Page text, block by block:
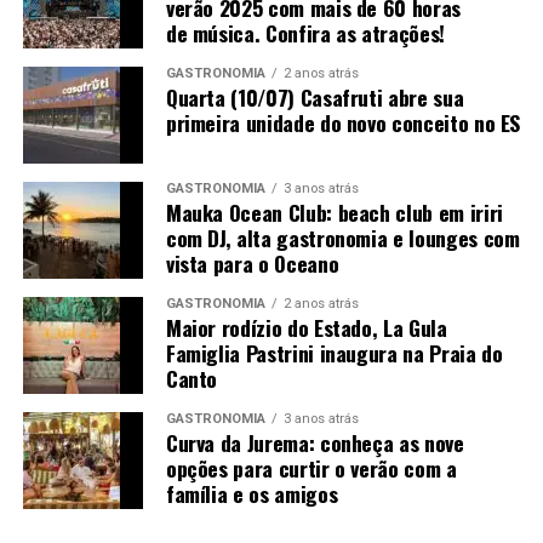
Sala 1
12:00
Meu Pé de
A10
Sala 2 14:30
Quilombo
(120 min)
A12
Sala 1 15:30
Compadecid
a 2 (114
min)
(97 min)
Sala 1 18:30
Sonhar com
Leões (87
A16
Além das apresentações, os grupos capixaba e
maranhense participarão de um intercâmbio artístico
para compartilhar vivências, processos criativos e
experiências de palco.
“Esse encontro entre os grupos do Espírito Santo e do
Maranhão fortalece o fazer artístico, amplia repertórios
e contribui para o desenvolvimento das artes cênicas,
reafirmando o compromisso do Sesc Espírito Santo com
a valorização da cultura e a formação de redes de
colaboração”, ressalta Rafaella Vagmaker.
verão 2025 com mais de 60 horas
de música. Confira as atrações!
GASTRONOMIA 2 anos atrás
Quarta (10/07) Casafruti abre sua
primeira unidade do novo conceito no ES
GASTRONOMIA 3 anos atrás
Mauka Ocean Club: beach club em iriri
com DJ, alta gastronomia e lounges com
vista para o Oceano
GASTRONOMIA 2 anos atrás
Maior rodízio do Estado, La Gula
Famiglia Pastrini inaugura na Praia do
Canto
GASTRONOMIA 3 anos atrás
Curva da Jurema: conheça as nove
opções para curtir o verão com a
família e os amigos